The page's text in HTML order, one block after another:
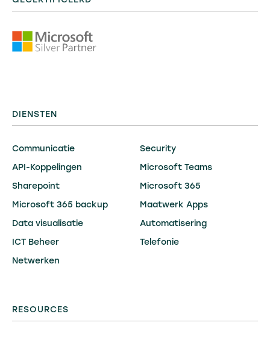
DIENSTEN
Communicatie
Security
API-Koppelingen
Microsoft Teams
Sharepoint
Microsoft 365
Microsoft 365 backup
Maatwerk Apps
Data visualisatie
Automatisering
ICT Beheer
Telefonie
Netwerken
RESOURCES